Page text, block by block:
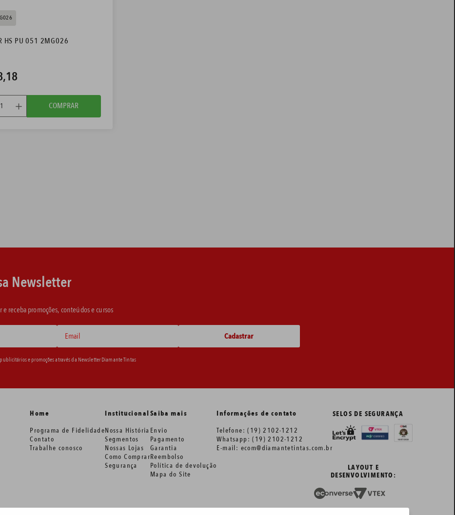
HS PU 051 2MG026
,18
COMPRAR
Newsletter
receba promoções, conteúdos e cursos
e promoções através da Newsletter Diamante Tintas
Home
Programa de Fidelidade
Contato
Trabalhe conosco
Institucional
Nossa História
Segmentos
Nossas Lojas
Como Comprar
Segurança
Saiba mais
Envio
Pagamento
Garantia
Reembolso
Política de devolução
Mapa do Site
Informações de contato
Telefone: (19) 2102-1212
Whatsapp: (19) 2102-1212
E-mail: ecom@diamantetintas.com.br
SELOS DE SEGURANÇA
LAYOUT E
DESENVOLVIMENTO: